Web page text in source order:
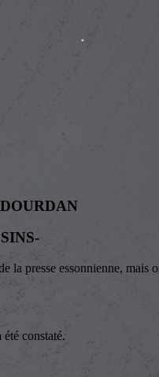
la presse essonnienne,
constaté.